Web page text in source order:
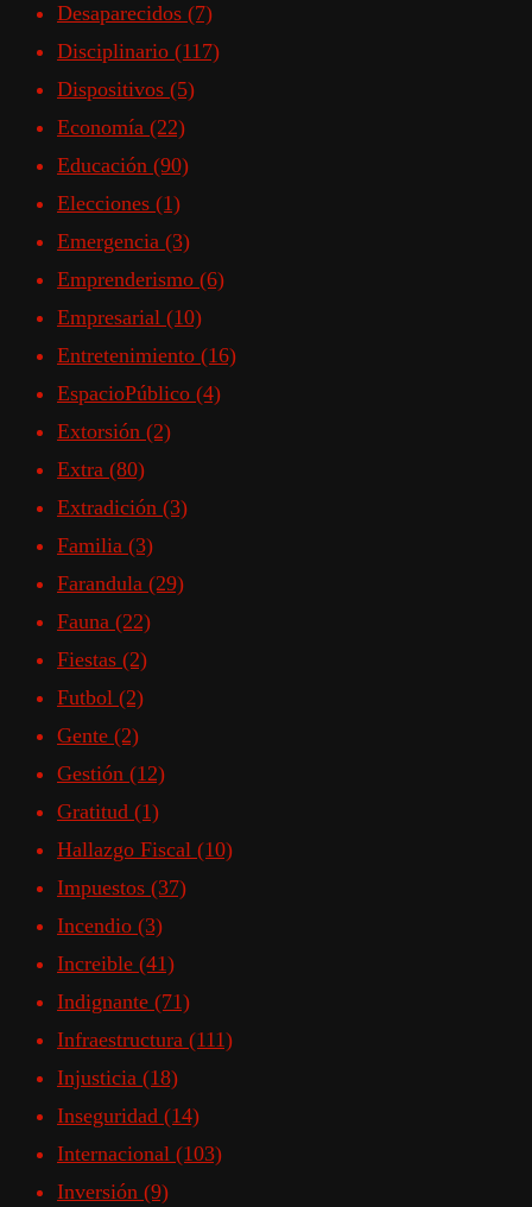
Desaparecidos (7)
Disciplinario (117)
Dispositivos (5)
Economía (22)
Educación (90)
Elecciones (1)
Emergencia (3)
Emprenderismo (6)
Empresarial (10)
Entretenimiento (16)
EspacioPúblico (4)
Extorsión (2)
Extra (80)
Extradición (3)
Familia (3)
Farandula (29)
Fauna (22)
Fiestas (2)
Futbol (2)
Gente (2)
Gestión (12)
Gratitud (1)
Hallazgo Fiscal (10)
Impuestos (37)
Incendio (3)
Increible (41)
Indignante (71)
Infraestructura (111)
Injusticia (18)
Inseguridad (14)
Internacional (103)
Inversión (9)